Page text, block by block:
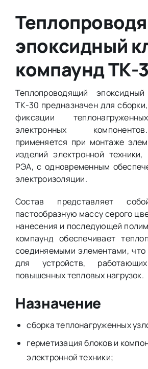
эпоксидный
компаунд ТК-
Теплопроводящий
ТК-30 предназначен для
фиксации
электронных
применяется при монтаже
изделий электронной
РЭА, с одновременным
электроизоляции.
Состав представляет
пастообразную массу серого
нанесения и последующей
компаунд обеспечивает
соединяемыми элементами,
для устройств,
повышенных тепловых нагрузок.
Назначение
сборка теплонагруженных
герметизация блоков и
электронной техники;